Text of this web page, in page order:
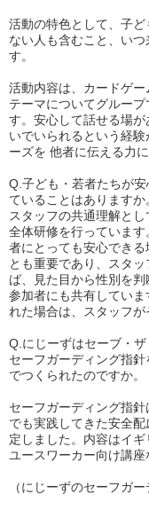
活動の特色として、子
ない人も含むこと、い
す。
活動内容は、カードゲ
テーマについてグルー
す。安心して話せる場
いでいられるという経
ーズを 他者に伝える力
Q. 子ども・若者たちが
ていることはありますか
スタッフの共通理解とし
全体研修を行っていま
者にとっても安心でき
とも重要であり、スタ
ば、見た目から性別を判
参加者にも共有してい
れた場合は、スタッフが
Q. にじーずはセーブ・
セーフガーディング指
でつくられたのですか。
セーフガーディング指
でも実践してきた安全
定しました。内容はイギ
ユースワーカー向け講座
（にじーずのセーフガ